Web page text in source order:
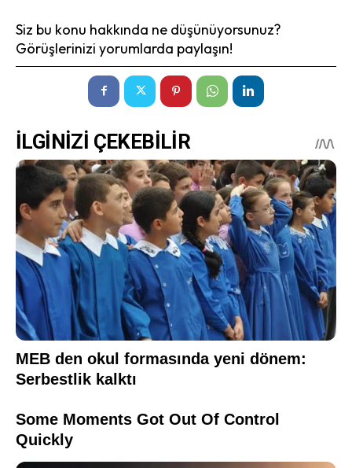
Siz bu konu hakkında ne düşünüyorsunuz?
Görüşlerinizi yorumlarda paylaşın!